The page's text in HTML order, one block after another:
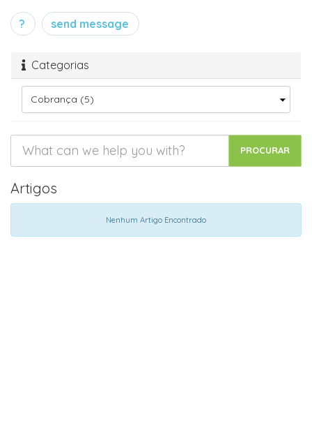
? send message
Categorias
Artigos
Nenhum Artigo Encontrado